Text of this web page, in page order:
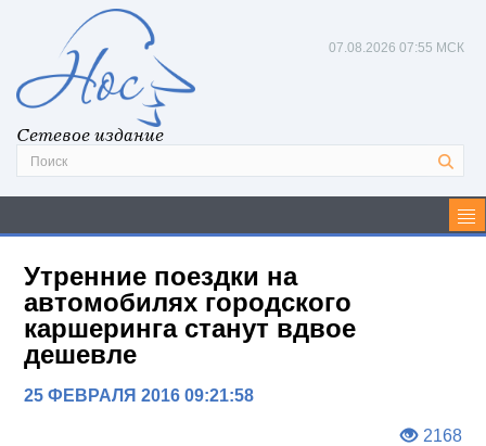
Сетевое издание
07.08.2026 07:55 МСК
Утренние поездки на
автомобилях городского
каршеринга станут вдвое
дешевле
25 ФЕВРАЛЯ 2016 09:21:58
2168